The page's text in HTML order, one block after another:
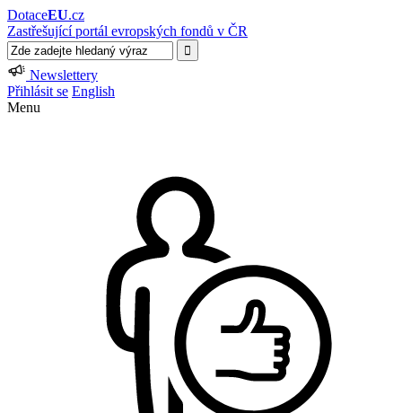
DotaceEU.cz
Zastřešující portál evropských fondů v ČR
Newslettery
Přihlásit se English
Menu